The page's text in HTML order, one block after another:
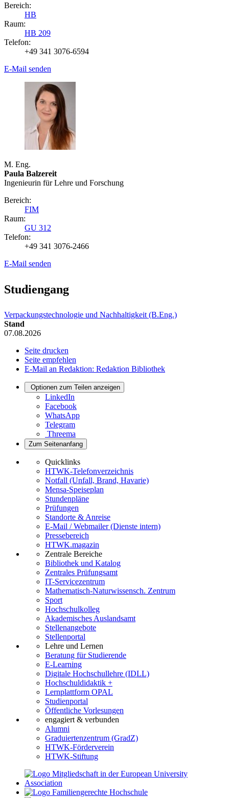
Bereich:
HB
Raum:
HB 209
Telefon:
+49 341 3076-6594
E-Mail senden
M. Eng.
Paula Balzereit
Ingenieurin für Lehre und Forschung
Bereich:
FIM
Raum:
GU 312
Telefon:
+49 341 3076-2466
E-Mail senden
Studiengang
Verpackungstechnologie und Nachhaltigkeit (B.Eng.)
Stand
07.08.2026
Seite drucken
Seite empfehlen
E-Mail an Redaktion: Redaktion Bibliothek
Optionen zum Teilen anzeigen
LinkedIn
Facebook
WhatsApp
Telegram
Threema
Zum Seitenanfang
Quicklinks
HTWK-Telefonverzeichnis
Notfall (Unfall, Brand, Havarie)
Mensa-Speiseplan
Stundenpläne
Prüfungen
Standorte & Anreise
E-Mail / Webmailer (Dienste intern)
Pressebereich
HTWK.magazin
Zentrale Bereiche
Bibliothek und Katalog
Zentrales Prüfungsamt
IT-Servicezentrum
Mathematisch-Naturwissensch. Zentrum
Sport
Hochschulkolleg
Akademisches Auslandsamt
Stellenangebote
Stellenportal
Lehre und Lernen
Beratung für Studierende
E-Learning
Digitale Hochschullehre (IDLL)
Hochschuldidaktik +
Lernplattform OPAL
Studienportal
Öffentliche Vorlesungen
engagiert & verbunden
Alumni
Graduiertenzentrum (GradZ)
HTWK-Förderverein
HTWK-Stiftung